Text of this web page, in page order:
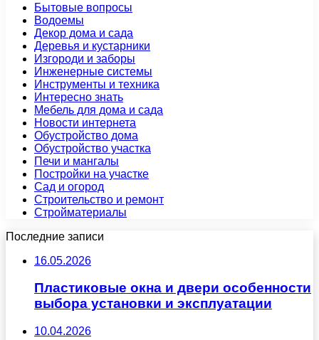
Бытовые вопросы
Водоемы
Декор дома и сада
Деревья и кустарники
Изгороди и заборы
Инженерные системы
Инструменты и техника
Интересно знать
Мебель для дома и сада
Новости интернета
Обустройство дома
Обустройство участка
Печи и мангалы
Постройки на участке
Сад и огород
Строительство и ремонт
Стройматериалы
Последние записи
16.05.2026
Пластиковые окна и двери особенности
выбора установки и эксплуатации
10.04.2026